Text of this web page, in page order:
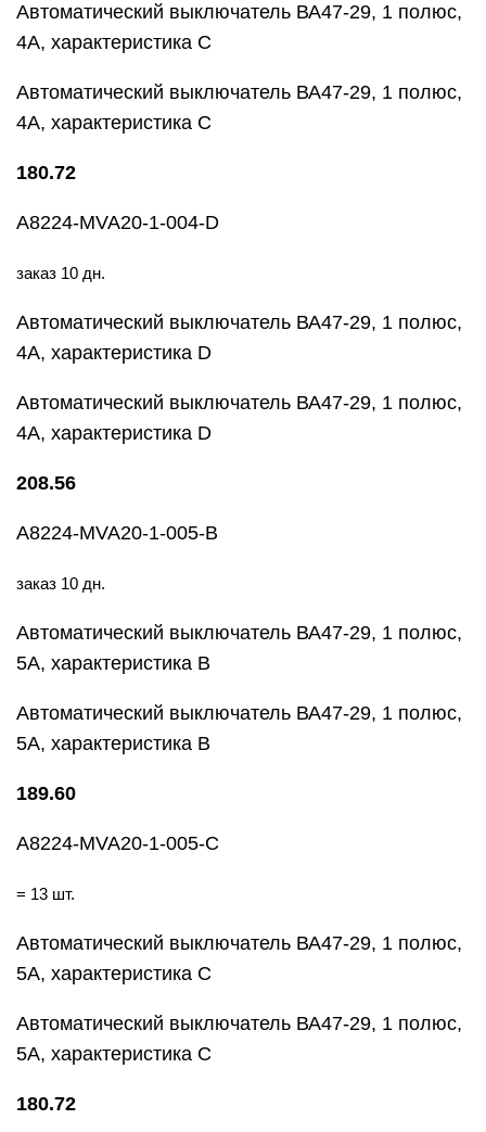
Автоматический выключатель ВА47-29, 1 полюс,
4А, характеристика С
Автоматический выключатель ВА47-29, 1 полюс,
4А, характеристика С
180.72
A8224-MVA20-1-004-D
заказ 10 дн.
Автоматический выключатель ВА47-29, 1 полюс,
4А, характеристика D
Автоматический выключатель ВА47-29, 1 полюс,
4А, характеристика D
208.56
A8224-MVA20-1-005-B
заказ 10 дн.
Автоматический выключатель ВА47-29, 1 полюс,
5А, характеристика В
Автоматический выключатель ВА47-29, 1 полюс,
5А, характеристика В
189.60
A8224-MVA20-1-005-C
= 13 шт.
Автоматический выключатель ВА47-29, 1 полюс,
5А, характеристика С
Автоматический выключатель ВА47-29, 1 полюс,
5А, характеристика С
180.72